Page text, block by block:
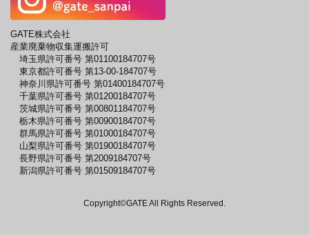
GATE株式会社
産業廃棄物収集運搬許可
埼玉県許可番号 第01100184707号
東京都許可番号 第13-00-184707号
神奈川県許可番号 第01400184707号
千葉県許可番号 第01200184707号
茨城県許可番号 第00801184707号
栃木県許可番号 第00900184707号
群馬県許可番号 第01000184707号
山梨県許可番号 第01900184707号
長野県許可番号 第2009184707号
新潟県許可番号 第01509184707号
Copyright©GATE All Rights Reserved.